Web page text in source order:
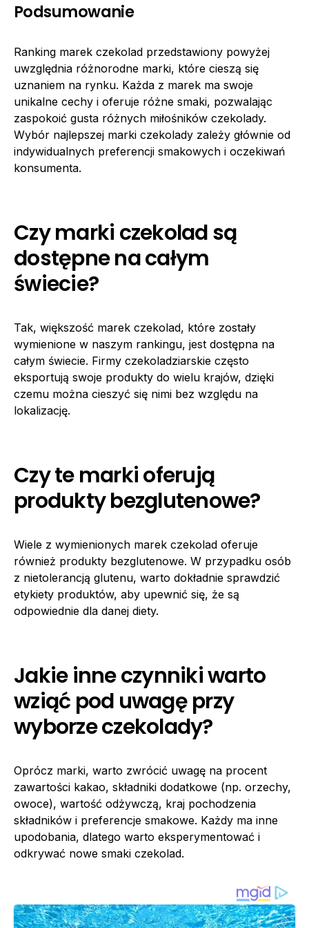
Podsumowanie
Ranking marek czekolad przedstawiony powyżej
uwzględnia różnorodne marki, które cieszą się
uznaniem na rynku. Każda z marek ma swoje
unikalne cechy i oferuje różne smaki, pozwalając
zaspokoić gusta różnych miłośników czekolady.
Wybór najlepszej marki czekolady zależy głównie od
indywidualnych preferencji smakowych i oczekiwań
konsumenta.
Czy marki czekolad są
dostępne na całym
świecie?
Tak, większość marek czekolad, które zostały
wymienione w naszym rankingu, jest dostępna na
całym świecie. Firmy czekoladziarskie często
eksportują swoje produkty do wielu krajów, dzięki
czemu można cieszyć się nimi bez względu na
lokalizację.
Czy te marki oferują
produkty bezglutenowe?
Wiele z wymienionych marek czekolad oferuje
również produkty bezglutenowe. W przypadku osób
z nietolerancją glutenu, warto dokładnie sprawdzić
etykiety produktów, aby upewnić się, że są
odpowiednie dla danej diety.
Jakie inne czynniki warto
wziąć pod uwagę przy
wyborze czekolady?
Oprócz marki, warto zwrócić uwagę na procent
zawartości kakao, składniki dodatkowe (np. orzechy,
owoce), wartość odżywczą, kraj pochodzenia
składników i preferencje smakowe. Każdy ma inne
upodobania, dlatego warto eksperymentować i
odkrywać nowe smaki czekolad.